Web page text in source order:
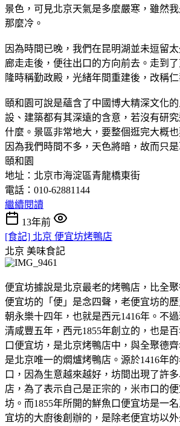
景色，可見北京天氣是多麼嚴寒，雖然
那麼冷。
因為時間已晚，我們在昆明湖並未逗留
廊走走後，便往出口的方向前去。走到
隆時稱勤政殿，光緒年間重建後，改稱仁
頤和園可說是蘊含了中國博大精深文化
設、建築都有其深遠的含意，若沒有研
什麼。景區非常地大，要整個逛完大概也
因為我們時間不多，天色將暗，故而只
頤和園
地址：北京市海淀區青龍橋東街
電話：010-62881144
繼續閱讀
13年前
[食記] 北京 便宜坊烤鴨店
北京 美味食記
便宜坊據說是北京最老的烤鴨店，比全
便宜坊的「便」是念四聲，老便宜坊的
朝永樂十四年，也就是西元1416年。不
清咸豐五年，西元1855年創立的，也是
口便宜坊，是北京烤鴨店中，與全聚德
是北京唯一的燜爐烤鴨店。源於1416年
口，因為生意越來越好，坊間出現了許
店，為了表示自己是正宗的，米市口的
坊。而1855年所開的鮮魚口便宜坊是一
宜坊的大廚後創辦的，是除老便宜坊以